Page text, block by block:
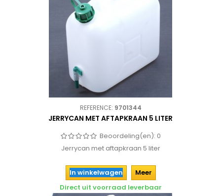
REFERENCE: 9701344
JERRYCAN MET AFTAPKRAAN 5 LITER
Beoordeling(en): 0
Jerrycan met aftapkraan 5 liter
In winkelwagen
Meer
Direct uit voorraad leverbaar